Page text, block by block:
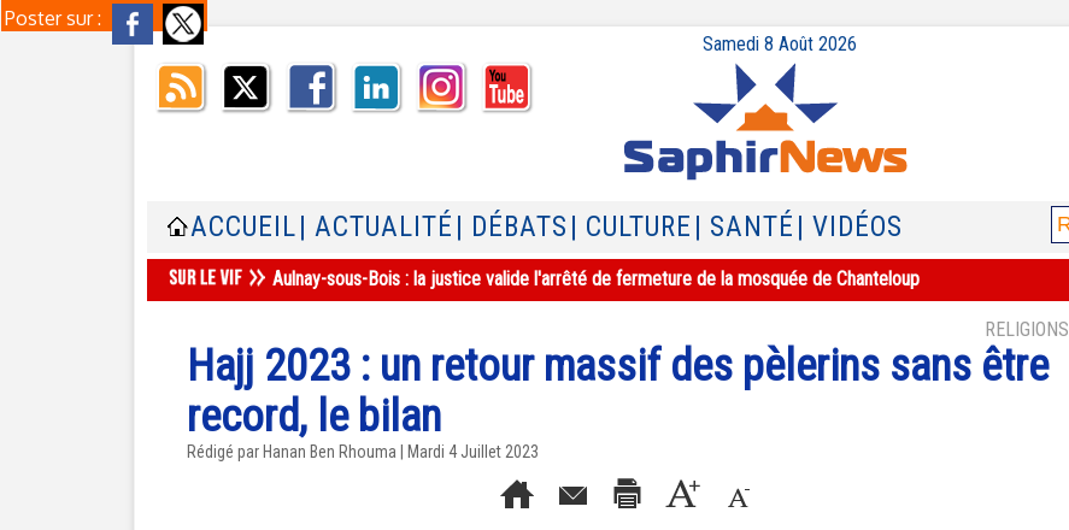
Poster sur :
Samedi 8 Août 2026
ACCUEIL | ACTUALITÉ | DÉBATS | CULTURE | SANTÉ | VIDÉOS
Aulnay-sous-Bois : la justice valide l'arrêté de fermeture de la mosquée de Chanteloup
RELIGIONS
Hajj 2023 : un retour massif des pèlerins sans être
record, le bilan
Rédigé par Hanan Ben Rhouma | Mardi 4 Juillet 2023